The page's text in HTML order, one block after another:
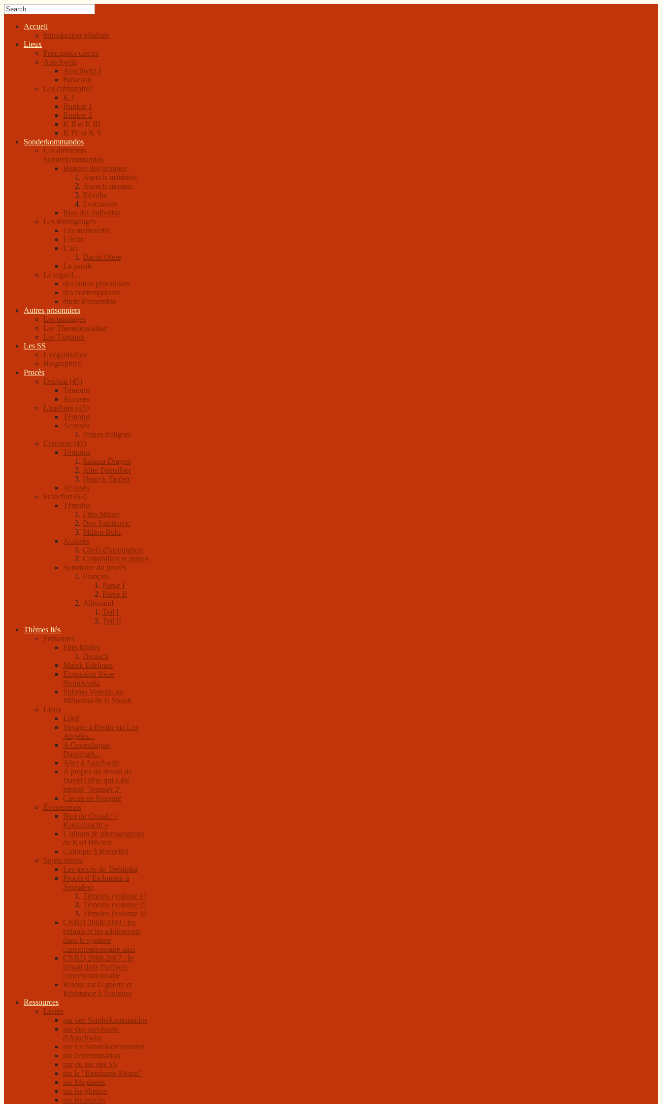
Accueil
Introduction générale
Lieux
Principaux camps
Auschwitz
Auschwitz I
Birkenau
Les crématoires
K I
Bunker 1
Bunker 2
K II et K III
K IV et K V
Sonderkommandos
Les différents
Sonderkommandos
Histoire des groupes
Aspects matériels
Aspects moraux
Révolte
Évacuation
Bios des individus
Les témoignages
Les manuscrits
L'écrit
L'art
David Olère
La parole
Le regard...
des autres prisonniers
des contemporains
étude d'ensemble
Autres prisonniers
Les tatouages
Les Theresienstädter
Les Tziganes
Les SS
L'organisation
Biographies
Procès
Dachau (45)
Témoins
Accusés
Lüneburg (45)
Témoins
Accusés
Peines infligées
Cracovie (47)
Témoins
Szlama Dragon
Alter Feinsilber
Henryk Tauber
Accusés
Francfort (63)
Témoins
Filip Müller
Dov Paisikovic
Milton Buki
Accusés
Chefs d'inculpation
Culpabilités et peines
Sommaire du procès
Français
Partie I
Partie II
Allemand
Teil I
Teil II
Thèmes liés
Personnes
Filip Müller
Deutsch
Marek Edelman
Exposition Irène
Nemirovski
Shlomo Venezia au
Mémorial de la Shoah
Lieux
Łódź
Voyage à Berlin via Los
Angeles...
A Copenhague,
Danemark...
Aller à Auschwitz
A propos du dessin de
David Olère qui a été
intitulé "Bunker 2"
Circuit en Pologne
Événements
Nuit de Cristal / «
Kristallnacht »
L’album de photographies
de Karl Höcker
Colloque à Bruxelles
Sujets divers
Les procès de Treblinka
Procès d’Eichmann à
Jérusalem
Témoins (volume 1)
Témoins (volume 2)
Témoins (volume 3)
CNRD 2008/2009 : les
enfants et les adolescents
dans le système
concentrationnaire nazi
CNRD 2006-2007 : le
travail dans l’univers
concentrationnaire
Retour sur la guerre et
Résistance à Toulouse
Ressources
Livres
par des Sonderkommandos
par des survivants
d'Auschwitz
sur les Sonderkommandos
sur l'extermination
par ou sur des SS
sur la "Reinhardt Aktion"
sur Majdanek
sur les ghettos
sur les procès